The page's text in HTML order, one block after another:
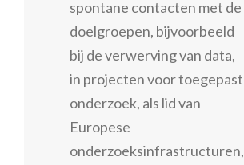
spontane contacten met de
doelgroepen, bijvoorbeeld
bij de verwerving van data,
in projecten voor toegepast
onderzoek, als lid van
Europese
onderzoeksinfrastructuren,